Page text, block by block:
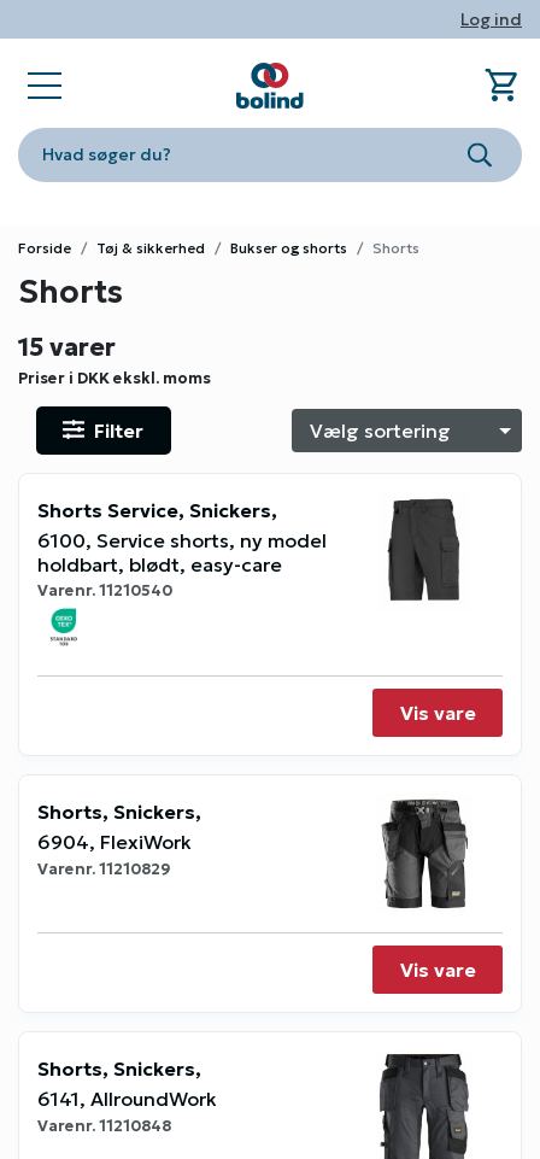
Log ind
Hvad søger du?
Søg
book_ribbon
store
Om
phonestar
person
Log
shopping_cart
Forside Tøj & sikkerhed Bukser og shorts Shorts
Shorts
15 varer
Priser i DKKekskl. moms
Filter
Shorts Service, Snickers,
6100, Service shorts, ny model
holdbart, blødt, easy-care
Varenr.11210540
Vis vare
Shorts, Snickers,
6904, FlexiWork
Varenr.11210829
Vis vare
Shorts, Snickers,
6141, AllroundWork
Varenr.11210848